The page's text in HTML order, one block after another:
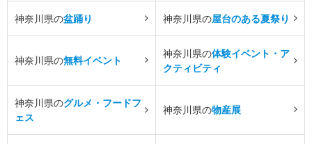
神奈川県の盆踊り 神奈川県の屋台のある夏祭り
神奈川県の無料イベント
神奈川県の体験イベント・ア
クティビティ
神奈川県のグルメ・フードフ
ェス
神奈川県の物産展